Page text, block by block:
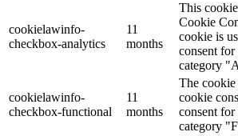
cookielawinfo-
checkbox-analytics
11
months
This
Cookie
cookie is
consent
category
cookielawinfo-
checkbox-functional
11
months
The
cookie
consent
category